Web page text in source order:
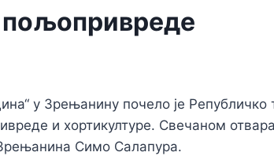
у Зрењанину почело је
и хортикултуре. Свечаном
Симо Салапура.